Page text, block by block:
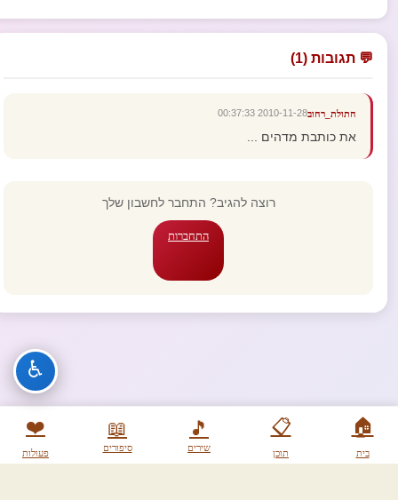
🏠
בית
📋
תוכן
🎵
שירים
📖
סיפורים
❤️
פעולות
💬 תגובות (1)
חתולת_רחוב2010-11-28 00:37:33
את כותבת מדהים ...
רוצה להגיב? התחבר לחשבון שלך
התחברות
♿